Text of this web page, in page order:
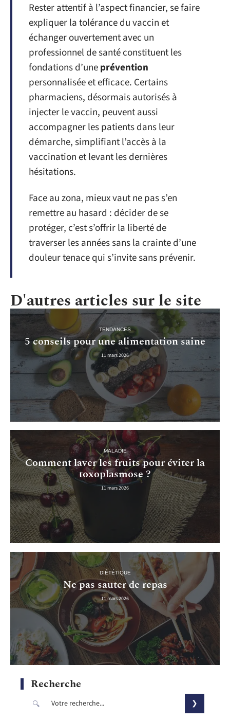
Rester attentif à l’aspect financier, se faire
expliquer la tolérance du vaccin et
échanger ouvertement avec un
professionnel de santé constituent les
fondations d’uneprévention
personnalisée et efficace. Certains
pharmaciens, désormais autorisés à
injecter le vaccin, peuvent aussi
accompagner les patients dans leur
démarche, simplifiant l’accès à la
vaccination et levant les dernières
hésitations.
Face au zona, mieux vaut ne pas s’en
remettre au hasard : décider de se
protéger, c’est s’offrir la liberté de
traverser les années sans la crainte d’une
douleur tenace qui s’invite sans prévenir.
D'autres articles sur le site
TENDANCES
5 conseils pour une alimentation saine
11 mars 2026
MALADIE
Comment laver les fruits pour éviter la
toxoplasmose ?
11 mars 2026
DIÉTÉTIQUE
Ne pas sauter de repas
11 mars 2026
Recherche